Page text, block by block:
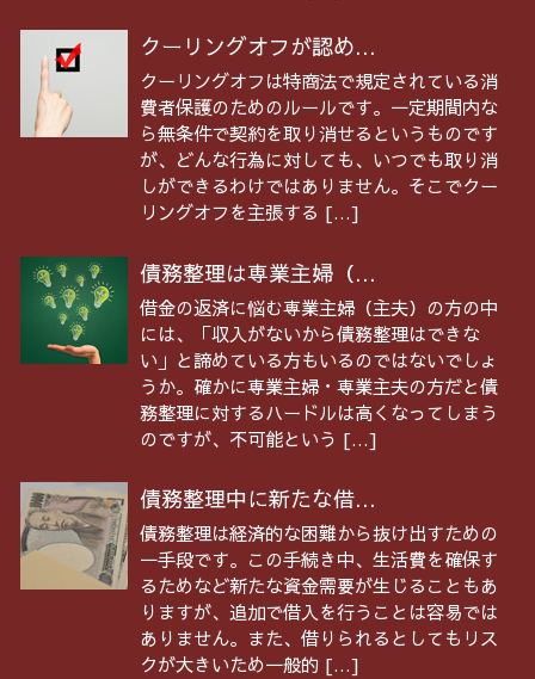
クーリングオフが認め...
クーリングオフは特商法で規定されている消
費者保護のためのルールです。一定期間内な
ら無条件で契約を取り消せるというものです
が、どんな行為に対しても、いつでも取り消
しができるわけではありません。そこでクー
リングオフを主張する […]
債務整理は専業主婦（...
借金の返済に悩む専業主婦（主夫）の方の中
には、「収入がないから債務整理はできな
い」と諦めている方もいるのではないでしょ
うか。確かに専業主婦・専業主夫の方だと債
務整理に対するハードルは高くなってしまう
のですが、不可能という […]
債務整理中に新たな借...
債務整理は経済的な困難から抜け出すための
一手段です。この手続き中、生活費を確保す
るためなど新たな資金需要が生じることもあ
りますが、追加で借入を行うことは容易では
ありません。また、借りられるとしてもリス
クが大きいため一般的 […]